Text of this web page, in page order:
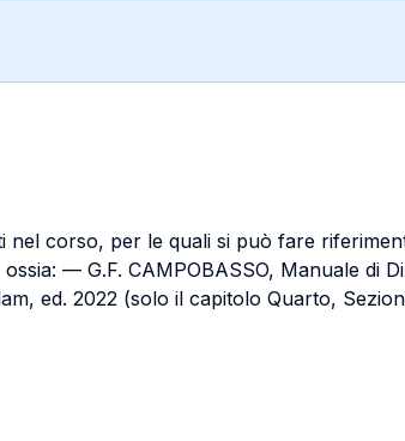
nel corso, per le quali si può fare
— G.F. CAMPOBASSO, Manuale di
ed. 2022 (solo il capitolo Quarto,